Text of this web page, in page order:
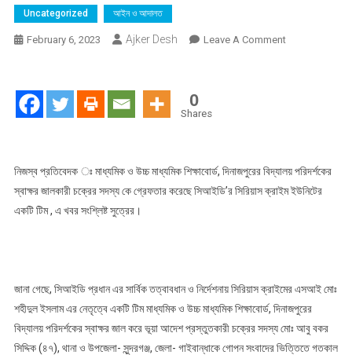
Uncategorized আইন ও আদালত
February 6, 2023 Ajker Desh Leave A CommentOn
জালিয়াতি
চক্রের
0
Shares
নিজস্ব প্রতিবেদক ঃ মাধ্যমিক ও উচ্চ মাধ্যমিক শিক্ষাবোর্ড, দিনাজপুরের বিদ্যালয় পরিদর্শকের
স্বাক্ষর জালকারী চক্রের সদস্য কে গ্রেফতার করেছে সিআইডি’র সিরিয়াস ক্রাইম ইউনিটের
একটি টিম , এ খবর সংশ্লিষ্ট সুত্রের।
জানা গেছে, সিআইডি প্রধান এর সার্বিক তত্বাবধান ও নির্দেশনায় সিরিয়াস ক্রাইমের এসআই মোঃ
শহীদুল ইসলাম এর নেতৃত্বে একটি টিম মাধ্যমিক ও উচ্চ মাধ্যমিক শিক্ষাবোর্ড, দিনাজপুরের
বিদ্যালয় পরিদর্শকের স্বাক্ষর জাল করে ভূয়া আদেশ প্রস্তুতকারী চক্রের সদস্য মোঃ আবু বকর
সিদ্দিক (৪৭), থানা ও উপজেলা- সুন্দরগঞ্জ, জেলা- গাইবান্ধাকে গোপন সংবাদের ভিত্তিতে গতকাল